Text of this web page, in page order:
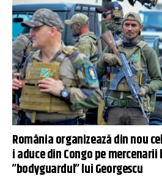
România organizează din nou
i aduce din Congo pe
”bodyguardul” lui Georgescu